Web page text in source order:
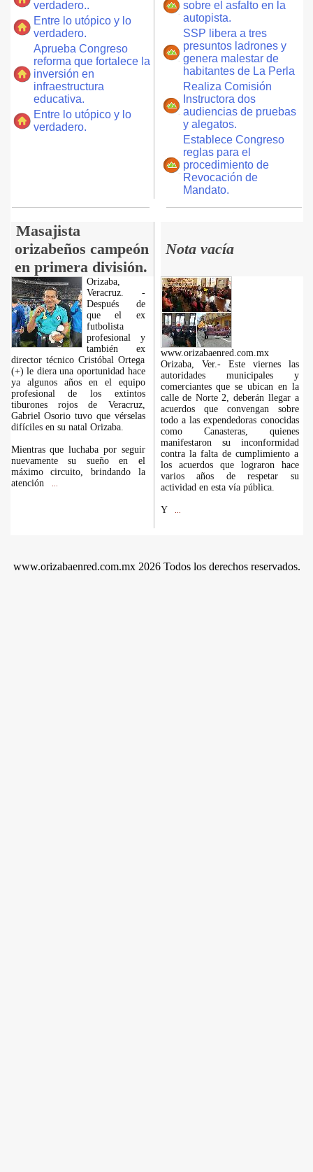
verdadero..
Entre lo utópico y lo
verdadero.
Aprueba Congreso
reforma que fortalece la
inversión en
infraestructura
educativa.
Entre lo utópico y lo
verdadero.
sobre el asfalto en la
autopista.
SSP libera a tres
presuntos ladrones y
genera malestar de
habitantes de La Perla
Realiza Comisión
Instructora dos
audiencias de pruebas
y alegatos.
Establece Congreso
reglas para el
procedimiento de
Revocación de
Mandato.
Masajista
orizabeños campeón
en primera división.
Nota vacía
Orizaba,
Veracruz. -
Después de
que el ex
futbolista
profesional y
también ex
director técnico Cristóbal Ortega
(+) le diera una oportunidad hace
ya algunos años en el equipo
profesional de los extintos
tiburones rojos de Veracruz,
Gabriel Osorio tuvo que vérselas
difíciles en su natal Orizaba.
Mientras que luchaba por seguir
nuevamente su sueño en el
máximo circuito, brindando la
atención
www.orizabaenred.com.mx
Orizaba, Ver.- Este viernes las
autoridades municipales y
comerciantes que se ubican en la
calle de Norte 2, deberán llegar a
acuerdos que convengan sobre
todo a las expendedoras conocidas
como Canasteras, quienes
manifestaron su inconformidad
contra la falta de cumplimiento a
los acuerdos que lograron hace
varios años de respetar su
actividad en esta vía pública.
Y
www.orizabaenred.com.mx 2026 Todos los derechos reservados.